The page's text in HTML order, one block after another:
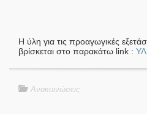
Η ύλη για τις προαγωγικές
βρίσκεται στο παρακάτω link :
Ανακοινώσεις